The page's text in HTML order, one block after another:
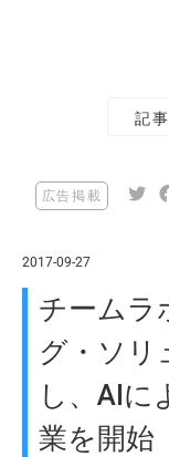
記事
広告掲載
2017-09-27
チームラ
グ・ソリ
し、AIに
業を開始